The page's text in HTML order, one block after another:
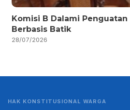
Komisi B Dalami
Berbasis Batik
28/07/2026
HAK KONSTITUSIONAL WARGA